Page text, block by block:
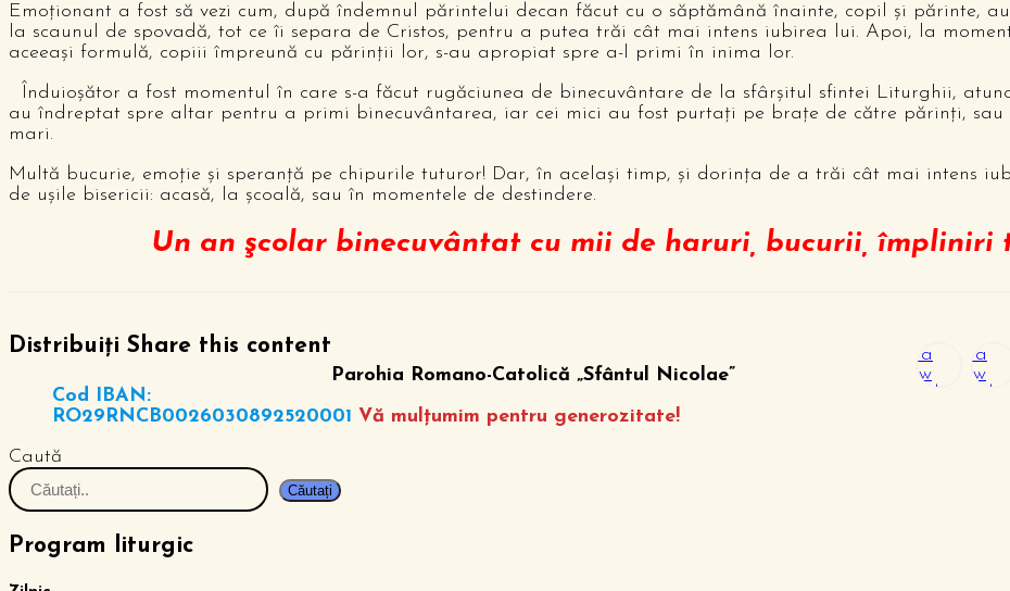
Emoţionant a fost să vezi cum, după îndemnul părintelui decan făcut cu o săptămână înainte, copil şi părinte,
la scaunul de spovadă, tot ce îi separa de Cristos, pentru a putea trăi cât mai intens iubirea lui. Apoi, la
aceeaşi formulă, copiii împreună cu părinţii lor, s-au apropiat spre a-l primi în inima lor.
Înduioşător a fost momentul în care s-a făcut rugăciunea de binecuvântare de la sfârşitul sfintei Liturghii,
au îndreptat spre altar pentru a primi binecuvântarea, iar cei mici au fost purtaţi pe braţe de către părinţi,
mari.
Multă bucurie, emoţie şi speranţă pe chipurile tuturor! Dar, în acelaşi timp, şi dorinţa de a trăi cât mai intens
de uşile bisericii: acasă, la şcoală, sau în momentele de destindere.
Un an şcolar binecuvântat cu mii de haruri, bucurii, împliniri
Distribuiți Share this content
in a
new
in a
new
Parohia Romano-Catolică „Sfântul Nicolae”
Cod IBAN:
RO29RNCB0026030892520001 Vă mulțumim pentru generozitate!
Caută
Căutați
Program liturgic